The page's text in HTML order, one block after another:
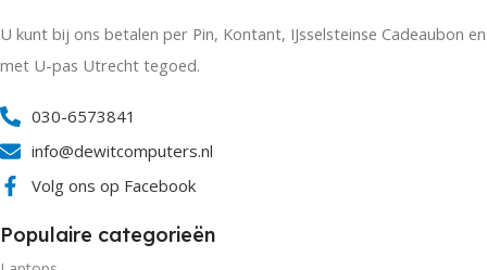
U kunt bij ons betalen per Pin, Kontant, IJsselsteinse Cadeaubon en
met U-pas Utrecht tegoed.
030-6573841
info@dewitcomputers.nl
Volg ons op Facebook
Populaire categorieën